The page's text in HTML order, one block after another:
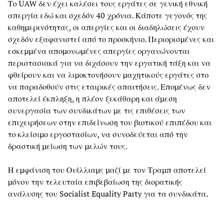
Το UAW δεν έχει καλέσει τους εργάτες σε γενική εθνική
απεργία εδώ και σχεδόν 40 χρόνια. Κάποτε γεγονός της
καθημερινότητας, οι απεργίες και οι διαδηλώσεις έχουν
σχεδόν εξαφανιστεί από το προσκήνιο. Περιορισμένες και
εσκεμμένα απομονωμένες απεργίες οργανώνονται
περιστασιακά για να διχάσουν την εργατική τάξη και να
φθείρουν και να λιμοκτονήσουν μαχητικούς εργάτες στο
να παραδοθούν στις εταιρικές απαιτήσεις. Επομένως δεν
αποτελεί έκπληξη, η πλέον ξεκάθαρη και άμεση
συνεργασία των συνδικάτων με τις επιθέσεις των
επιχειρήσεων στην επιδείνωση του βιοτικού επιπέδου και
το κλείσιμο εργοστασίων, να συνοδεύεται από την
δραστική μείωση των μελών τους.
Η εμφάνιση του Ουίλλιαμς μαζί με τον Τραμπ αποτελεί
μόνον την τελευταία επιβεβαίωση της διορατικής
ανάλυσης του Socialist Equality Party για τα συνδικάτα.